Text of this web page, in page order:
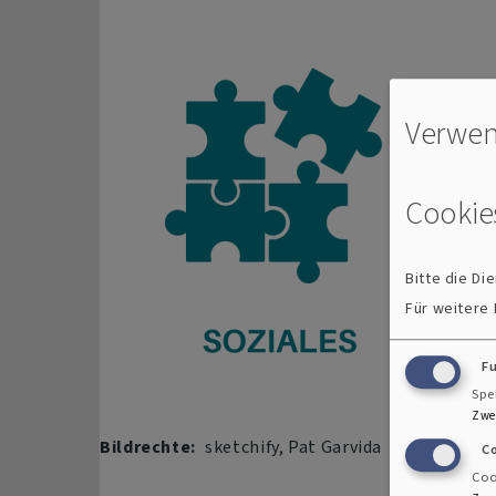
Bildrechte sketchify, Pat Garvida
Bitte die
Für weitere